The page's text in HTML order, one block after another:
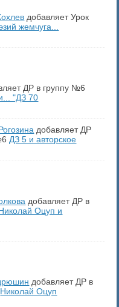
добавляет Урок
жемчуга...
ДР в группу №6
"ДЗ 70
добавляет ДР
ДЗ 5 и авторское
добавляет ДР в
Оцуп и
добавляет ДР в
Николай Оцуп